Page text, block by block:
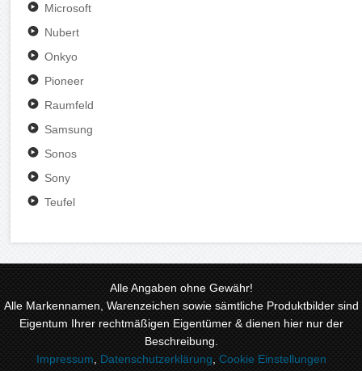
Microsoft
Nubert
Onkyo
Pioneer
Raumfeld
Samsung
Sonos
Sony
Teufel
Alle Angaben ohne Gewähr!
Alle Markennamen, Warenzeichen sowie sämtliche Produktbilder sind
Eigentum Ihrer rechtmäßigen Eigentümer & dienen hier nur der
Beschreibung.
Impressum
Datenschutzerklärung Cookie Einstellungen